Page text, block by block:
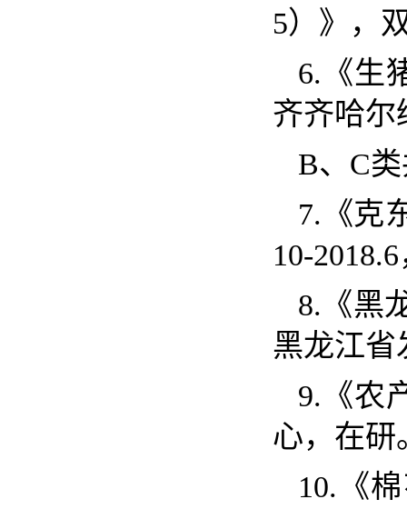
5）》，
6. 《
齐齐哈尔
B、 C
7. 《克
10-2018.6
8. 《黑
黑龙江
9. 《
心，
10. 《